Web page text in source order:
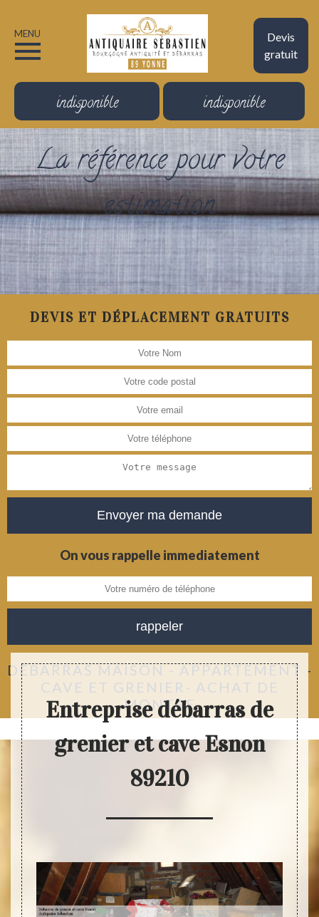
Devis
gratuit
MENU
indisponible indisponible
La référence pour votre
estimation
DEVIS ET DÉPLACEMENT GRATUITS
On vous rappelle immediatement
DÉBARRAS MAISON - APPARTEMENT -
CAVE ET GRENIER- ACHAT DE
MONTRE
Entreprise débarras de
grenier et cave Esnon
89210